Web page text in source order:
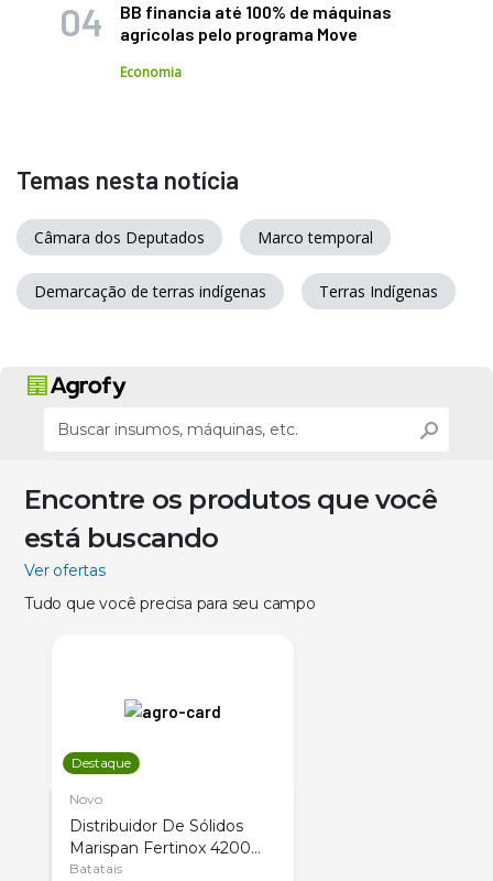
BB financia até 100% de máquinas
agrícolas pelo programa Move
Economia
Temas nesta notícia
Câmara dos Deputados Marco temporal
Demarcação de terras indígenas Terras Indígenas
Encontre os produtos que você
está buscando
Ver ofertas
Tudo que você precisa para seu campo
Destaque
Novo
Distribuidor De Sólidos
Marispan Fertinox 4200
Citrus
Batatais